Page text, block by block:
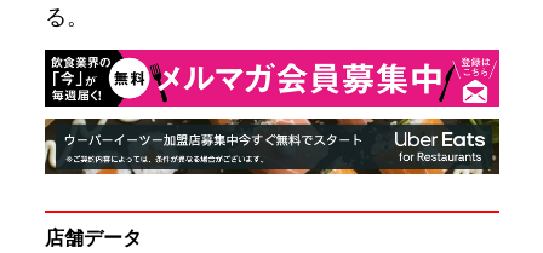
る。
店舗データ